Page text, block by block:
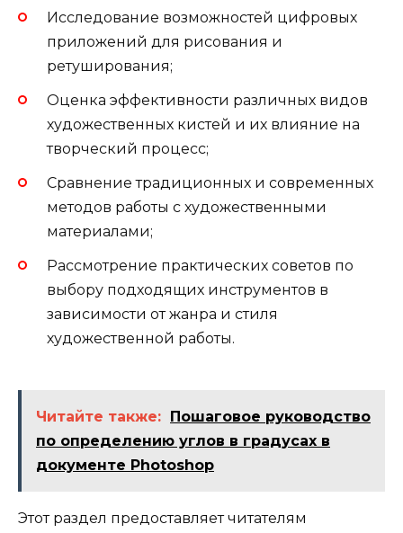
Исследование возможностей цифровых
приложений для рисования и
ретуширования;
Оценка эффективности различных видов
художественных кистей и их влияние на
творческий процесс;
Сравнение традиционных и современных
методов работы с художественными
материалами;
Рассмотрение практических советов по
выбору подходящих инструментов в
зависимости от жанра и стиля
художественной работы.
Читайте также: Пошаговое руководство
по определению углов в градусах в
документе Photoshop
Этот раздел предоставляет читателям